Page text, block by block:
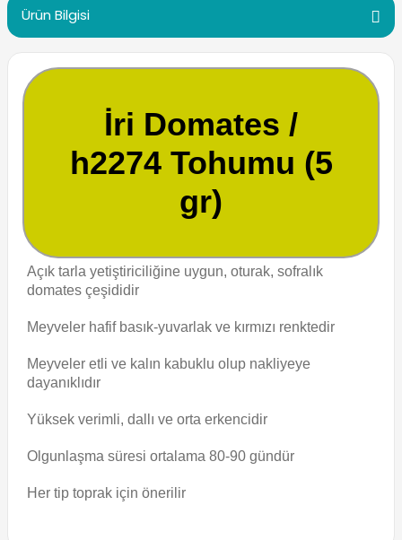
Ürün Bilgisi
İri Domates /
h2274 Tohumu (5
gr)
Açık tarla yetiştiriciliğine uygun, oturak, sofralık
domates çeşididir
Meyveler hafif basık-yuvarlak ve kırmızı renktedir
Meyveler etli ve kalın kabuklu olup nakliyeye
dayanıklıdır
Yüksek verimli, dallı ve orta erkencidir
Olgunlaşma süresi ortalama 80-90 gündür
Her tip toprak için önerilir